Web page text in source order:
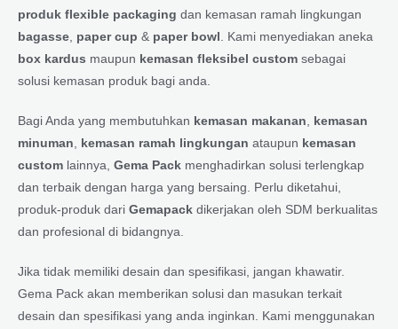
produk flexible packaging dan kemasan ramah lingkungan
bagasse paper cup & paper bowl . Kami menyediakan aneka
box kardus maupun kemasan fleksibel custom sebagai
solusi kemasan produk bagi anda.
Bagi Anda yang membutuhkan kemasan makanan
kemasan
minuman
kemasan ramah lingkungan ataupun kemasan
custom lainnya, Gema Pack menghadirkan solusi terlengkap
dan terbaik dengan harga yang bersaing. Perlu diketahui,
produk-produk dari Gemapack dikerjakan oleh SDM berkualitas
dan profesional di bidangnya.
Jika tidak memiliki desain dan spesifikasi, jangan khawatir.
Gema Pack akan memberikan solusi dan masukan terkait
desain dan spesifikasi yang anda inginkan. Kami menggunakan